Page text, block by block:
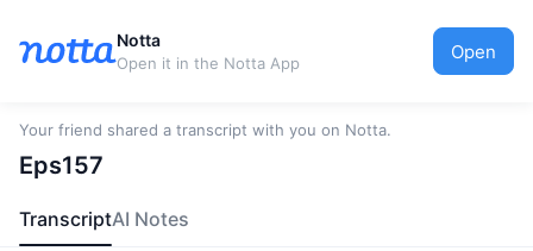
Notta
Open it in the Notta App
Open
Your friend shared a transcript with you on Notta.
Eps157
TranscriptAI Notes